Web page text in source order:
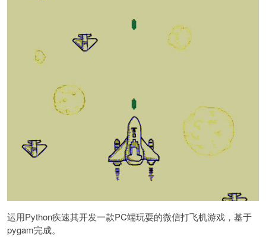
运用Python疾速其开发一款PC端玩耍的微信打飞机游戏，基于
pygam完成。